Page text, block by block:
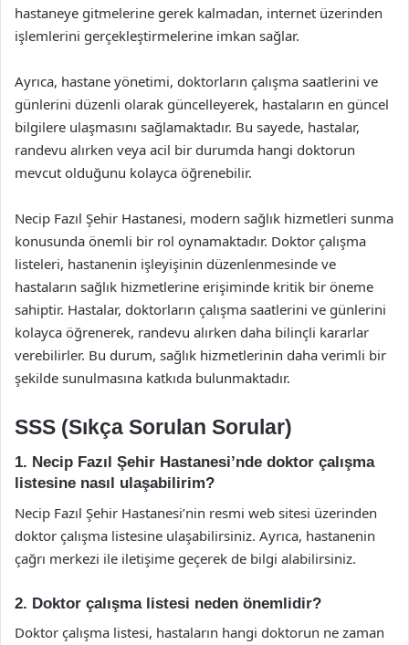
hastaneye gitmelerine gerek kalmadan, internet üzerinden
işlemlerini gerçekleştirmelerine imkan sağlar.
Ayrıca, hastane yönetimi, doktorların çalışma saatlerini ve
günlerini düzenli olarak güncelleyerek, hastaların en güncel
bilgilere ulaşmasını sağlamaktadır. Bu sayede, hastalar,
randevu alırken veya acil bir durumda hangi doktorun
mevcut olduğunu kolayca öğrenebilir.
Necip Fazıl Şehir Hastanesi, modern sağlık hizmetleri sunma
konusunda önemli bir rol oynamaktadır. Doktor çalışma
listeleri, hastanenin işleyişinin düzenlenmesinde ve
hastaların sağlık hizmetlerine erişiminde kritik bir öneme
sahiptir. Hastalar, doktorların çalışma saatlerini ve günlerini
kolayca öğrenerek, randevu alırken daha bilinçli kararlar
verebilirler. Bu durum, sağlık hizmetlerinin daha verimli bir
şekilde sunulmasına katkıda bulunmaktadır.
SSS (Sıkça Sorulan Sorular)
1. Necip Fazıl Şehir Hastanesi’nde doktor çalışma
listesine nasıl ulaşabilirim?
Necip Fazıl Şehir Hastanesi’nin resmi web sitesi üzerinden
doktor çalışma listesine ulaşabilirsiniz. Ayrıca, hastanenin
çağrı merkezi ile iletişime geçerek de bilgi alabilirsiniz.
2. Doktor çalışma listesi neden önemlidir?
Doktor çalışma listesi, hastaların hangi doktorun ne zaman